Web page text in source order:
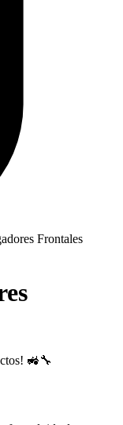
Frontales
🚜🔧